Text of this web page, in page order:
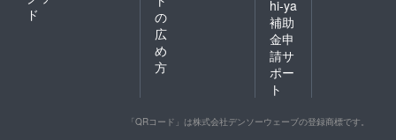
ド
の
広
め
方
hi-ya
補助
金申
請サ
ポー
ト
「QRコード」は株式会社デンソーウェーブの登録商標です。